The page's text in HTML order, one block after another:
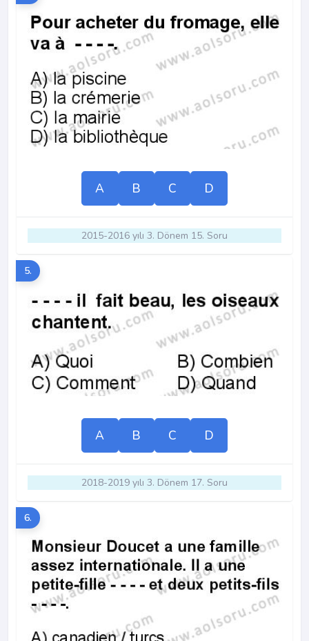
A B C D
2015-2016 yılı 3. Dönem 15. Soru
5.
A B C D
2018-2019 yılı 3. Dönem 17. Soru
6.